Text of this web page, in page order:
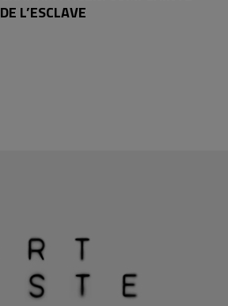
DE L’ESCLAVE